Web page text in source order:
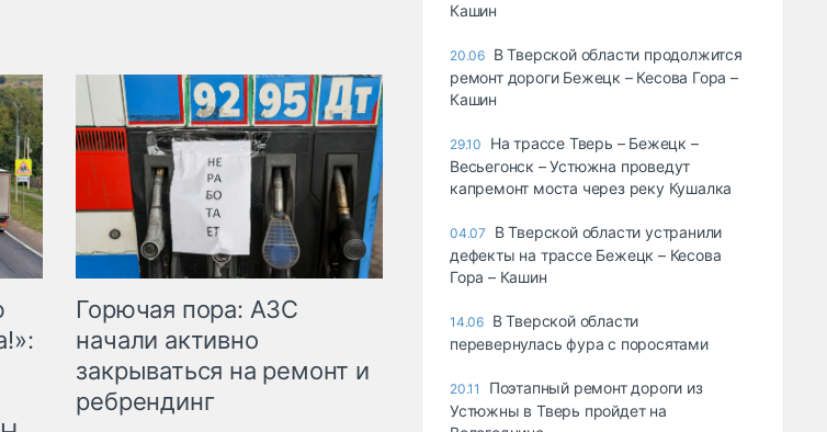
Горючая пора: АЗС
начали активно
закрываться на ремонт и
ребрендинг
Кашин
20.06 В Тверской области продолжится
ремонт дороги Бежецк – Кесова Гора –
Кашин
29.10
На трассе Тверь – Бежецк –
Весьегонск – Устюжна проведут
капремонт моста через реку Кушалка
04.07
В Тверской области устранили
дефекты на трассе Бежецк – Кесова
Гора – Кашин
14.06 В Тверской области
перевернулась фура с поросятами
20.11
Поэтапный ремонт дороги из
Устюжны в Тверь пройдет на